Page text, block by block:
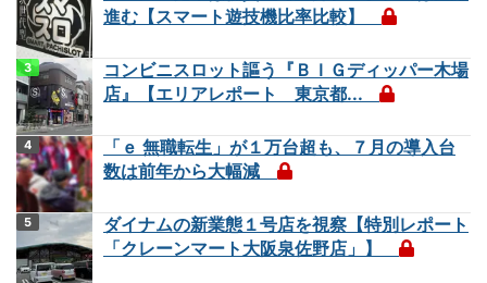
進む【スマート遊技機比率比較】
コンビニスロット謳う『ＢＩＧディッパー木場
店』【エリアレポート 東京都...
「ｅ 無職転生」が１万台超も、７月の導入台
数は前年から大幅減
ダイナムの新業態１号店を視察【特別レポート
「クレーンマート大阪泉佐野店」】